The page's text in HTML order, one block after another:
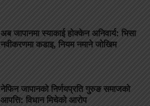
अब जापानमा स्याकाई होक्केन अनिवार्य: भिसा
नवीकरणमा कडाइ, नियम नमाने जोखिम
नेफिन जापानको निर्णयप्रति गुरुङ समाजको
आपत्ति: विधान मिचेको आरोप